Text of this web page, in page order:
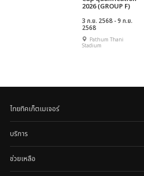
2026 (GROUP F)
3 ก.ย. 2568 - 9 ก.ย.
2568
Pathum Thani
Stadium
ไทยทิคเก็ตเมเจอร์
บริการ
ช่วยเหลือ